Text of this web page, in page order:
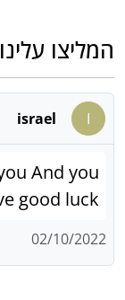
המליצו עלינו
I
israel
And you
good luck
02/10/2022